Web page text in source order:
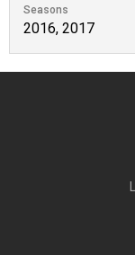
Seasons
2016, 2017